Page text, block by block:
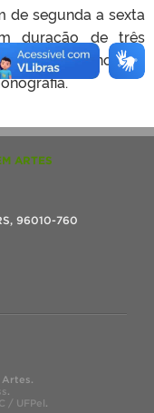
de segunda a sexta
duração de três
o aluno tem
ARTES
96010-760
Artes.
.
/ UFPel.